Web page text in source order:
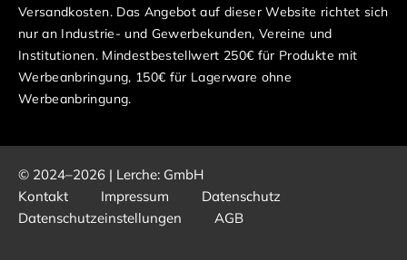
Versandkosten. Das Angebot auf dieser Website richtet sich
nur an Industrie- und Gewerbekunden, Vereine und
Institutionen. Mindestbestellwert 250€ für Produkte mit
Werbeanbringung, 150€ für Lagerware ohne
Werbeanbringung.
© 2024–2026 | Lerche: GmbH
Kontakt
Impressum
Datenschutz
Datenschutzeinstellungen
AGB